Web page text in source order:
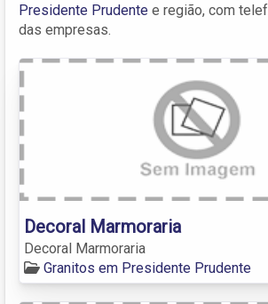
Presidente Prudente e região, com
das empresas.
Decoral Marmoraria
Decoral Marmoraria
Granitos em Presidente Prudente